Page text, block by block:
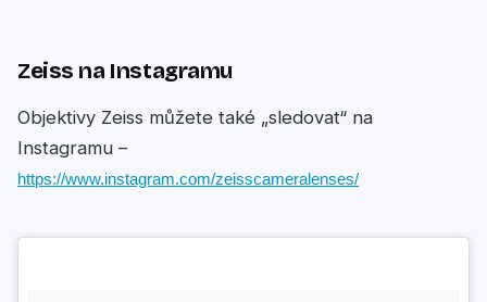
Zeiss na Instagramu
Objektivy Zeiss můžete také „sledovat“ na
Instagramu –
https://www.instagram.com/zeisscameralenses/